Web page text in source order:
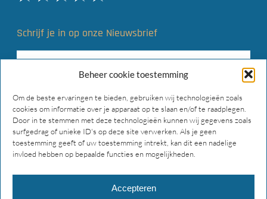
Beheer cookie toestemming
Om de beste ervaringen te bieden, gebruiken wij technologieën zoals
cookies om informatie over je apparaat op te slaan en/of te raadplegen.
Door in te stemmen met deze technologieën kunnen wij gegevens zoals
surfgedrag of unieke ID's op deze site verwerken. Als je geen
toestemming geeft of uw toestemming intrekt, kan dit een nadelige
invloed hebben op bepaalde functies en mogelijkheden.
Accepteren
Schrijf je in op onze Nieuwsbrief